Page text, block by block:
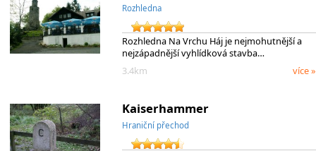
Rozhledna
Rozhledna Na Vrchu Háj je nejmohutnější a
nejzápadnější vyhlídková stavba…
3.4km
více »
Kaiserhammer
Hraniční přechod